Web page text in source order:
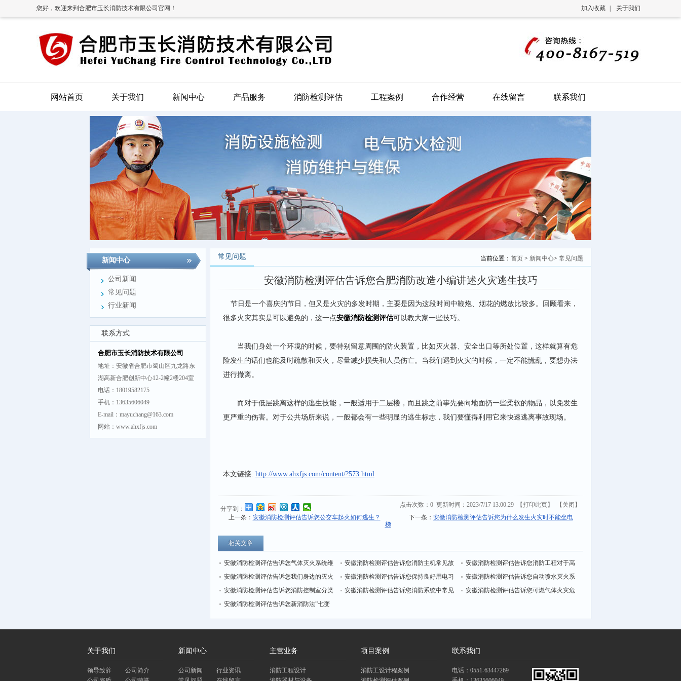
加入收藏 关于我们
您好，欢迎来到合肥市玉长消防技术有限公司官网！
网站首页 关于我们 新闻中心 产品服务 消防检测评估 工程案例 合作经营 在线留言 联系我们
新闻中心
公司新闻
常见问题
行业新闻
联系方式
合肥市玉长消防技术有限公司
地址：安徽省合肥市蜀山区九龙路东
湖高新合肥创新中心12-2幢2楼204室
电话：18019582175
手机：13635606049
E-mail：mayuchang@163.com
网站：www.ahxfjs.com
当前位置： 首页 > 新闻中心> 常见问题
常见问题
安徽消防检测评估告诉您合肥消防改造小编讲述火灾逃生技巧
节日是一个喜庆的节日，但又是火灾的多发时期，主要是因为这段时间中鞭炮、烟花的燃放比较多。回顾看来，
很多火灾其实是可以避免的，这一点安徽消防检测评估可以教大家一些技巧。
当我们身处一个环境的时候，要特别留意周围的防火装置，比如灭火器、安全出口等所处位置，这样就算有危
险发生的话们也能及时疏散和灭火，尽量减少损失和人员伤亡。当我们遇到火灾的时候，一定不能慌乱，要想办法
进行撤离。
而对于低层跳离这样的逃生技能，一般适用于二层楼，而且跳之前事先要向地面扔一些柔软的物品，以免发生
更严重的伤害。对于公共场所来说，一般都会有一些明显的逃生标志，我们要懂得利用它来快速逃离事故现场。
本文链接: http://www.ahxfjs.com/content/?573.html
分享到：
点击次数： 0 更新时间：2023/7/17 13:00:29 【打印此页】 【 关闭 】
上一条： 安徽消防检测评估告诉您公交车起火如何逃生？ 下一条： 安徽消防检测评估告诉您为什么发生火灾时不能坐电
梯
相关文章
安徽消防检测评估告诉您气体灭火系统维
护管理标准
安徽消防检测评估告诉您消防主机常见故
障有哪些，有什么处理方法？
安徽消防检测评估告诉您消防工程对于高
层建筑的重要性
安徽消防检测评估告诉您我们身边的灭火
神器你都知道吗？
安徽消防检测评估告诉您保持良好用电习
惯 杜绝火灾隐患
安徽消防检测评估告诉您自动喷水灭火系
统验的重点
安徽消防检测评估告诉您消防控制室分类
达标创建标准（I类）
安徽消防检测评估告诉您消防系统中常见
安徽消防检测评估告诉您可燃气体火灾危
安徽消防检测评估告诉您新消防法”七变
关于我们
领导致辞
公司简介
新闻中心
公司新闻
行业资讯
主营业务
消防工程设计
项目案例
消防工设计程案例
联系我们
电话：0551-63447269